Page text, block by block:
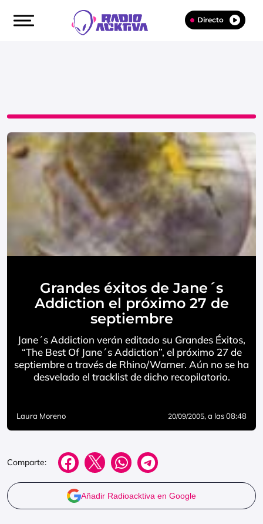
Directo
Grandes éxitos de Jane´s
Addiction el próximo 27 de
septiembre
Jane´s Addiction verán editado su Grandes Éxitos,
“The Best Of Jane´s Addiction”, el próximo 27 de
septiembre a través de Rhino/Warner. Aún no se ha
desvelado el tracklist de dicho recopilatorio.
Laura Moreno 20/09/2005, a las 08:48
Comparte:
Añadir Radioacktiva en Google